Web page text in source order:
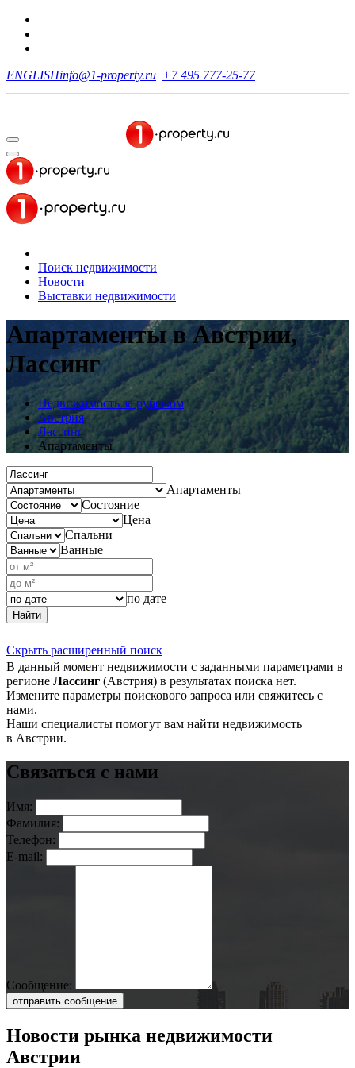
ENGLISHinfo@1-property.ru +7 495 777-25-77
Поиск недвижимости
Новости
Выставки недвижимости
Апартаменты в Австрии,
Лассинг
Недвижимость за рубежом
Австрия
Лассинг
Апартаменты
Апартаменты
Состояние
Цена
Спальни
Ванные
по дате
Найти
Скрыть расширенный поиск
В данный момент недвижимости с заданными параметрами в
регионе Лассинг (Австрия) в результатах поиска нет.
Измените параметры поискового запроса или свяжитесь с
нами.
Наши специалисты помогут вам найти недвижимость
в Австрии.
Связаться с нами
Имя:
Фамилия:
Телефон:
E-mail:
Сообщение:
отправить сообщение
Новости рынка недвижимости
Австрии